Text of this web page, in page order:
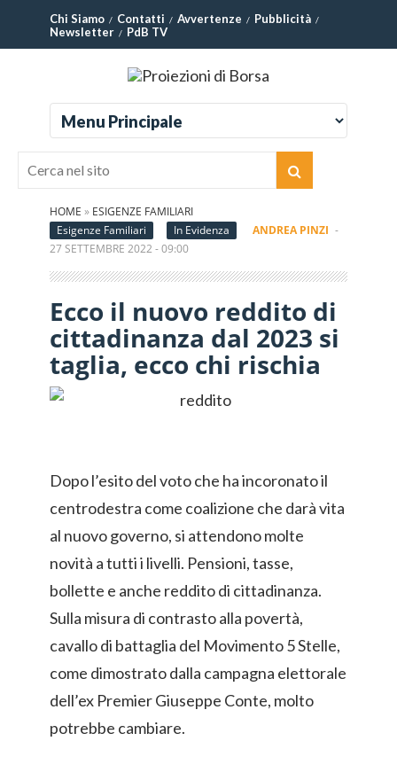
Chi Siamo Contatti Avvertenze
Pubblicità
Newsletter
PdB TV
HOME » ESIGENZE FAMILIARI
Esigenze Familiari
In Evidenza ANDREA PINZI -
27 SETTEMBRE 2022 - 09:00
Ecco il nuovo reddito di
cittadinanza dal 2023 si
taglia, ecco chi rischia
Dopo l’esito del voto che ha incoronato il
centrodestra come coalizione che darà vita
al nuovo governo, si attendono molte
novità a tutti i livelli. Pensioni, tasse,
bollette e anche reddito di cittadinanza.
Sulla misura di contrasto alla povertà,
cavallo di battaglia del Movimento 5 Stelle,
come dimostrato dalla campagna elettorale
dell’ex Premier Giuseppe Conte, molto
potrebbe cambiare.